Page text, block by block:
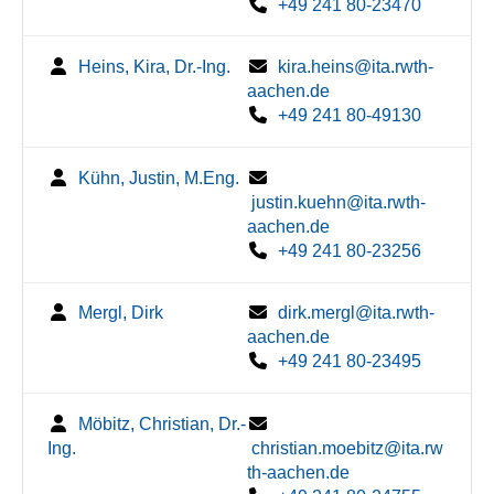
+49 241 80-23470
Heins, Kira, Dr.-Ing.
kira.heins@ita.rwth-
aachen.de
+49 241 80-49130
Kühn, Justin, M.Eng.
justin.kuehn@ita.rwth-
aachen.de
+49 241 80-23256
Mergl, Dirk
dirk.mergl@ita.rwth-
aachen.de
+49 241 80-23495
Möbitz, Christian, Dr.-
Ing.
christian.moebitz@ita.rw
th-aachen.de